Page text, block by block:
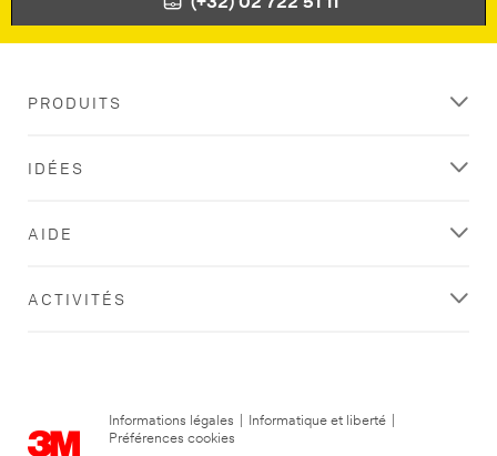
PRODUITS
IDÉES
AIDE
ACTIVITÉS
Informations légales Informatique et liberté
Préférences cookies